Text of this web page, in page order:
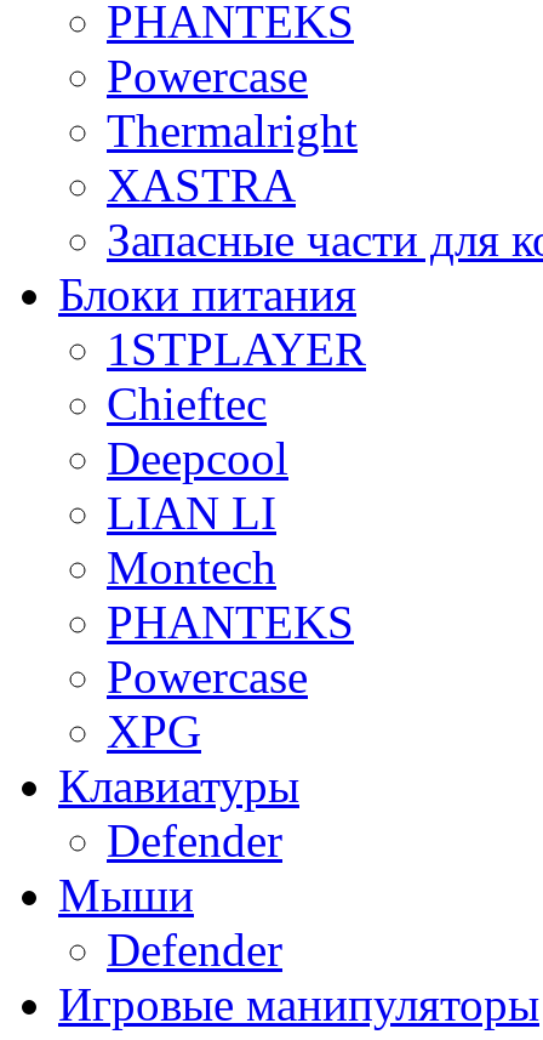
PHANTEKS
Powercase
Thermalright
XASTRA
Запасные части для
Блоки питания
1STPLAYER
Chieftec
Deepcool
LIAN LI
Montech
PHANTEKS
Powercase
XPG
Клавиатуры
Defender
Мыши
Defender
Игровые манипуляторы